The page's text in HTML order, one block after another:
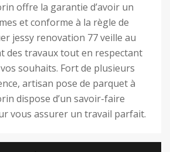
offre la garantie d’avoir un
et conforme à la règle de
jessy renovation 77 veille au
des travaux tout en respectant
souhaits. Fort de plusieurs
artisan pose de parquet à
dispose d’un savoir-faire
vous assurer un travail parfait.